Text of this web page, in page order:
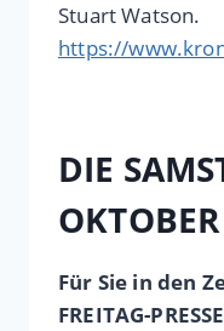
Stuart Watson.
https://
DIE
Für Sie in den
FREITAG-